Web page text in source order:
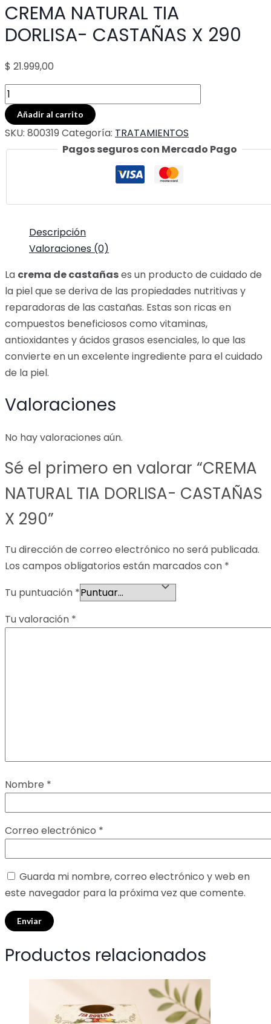
CREMA NATURAL TIA
DORLISA- CASTAÑAS X 290
$ 21.999,00
CREMA
NATURAL
TIA
DORLISA-
cantidad
Añadir al carrito
SKU: 800319 Categoría: TRATAMIENTOS
Pagos seguros con Mercado Pago
Descripción
Valoraciones (0)
La crema de castañases un producto de cuidado de
la piel que se deriva de las propiedades nutritivas y
reparadoras de las castañas. Estas son ricas en
compuestos beneficiosos como vitaminas,
antioxidantes y ácidos grasos esenciales, lo que las
convierte en un excelente ingrediente para el cuidado
de la piel.
Valoraciones
No hay valoraciones aún.
Sé el primero en valorar “CREMA
NATURAL TIA DORLISA- CASTAÑAS
X 290”
Tu dirección de correo electrónico no será publicada.
Los campos obligatorios están marcados con *
Tu puntuación *
Tu valoración *
Nombre *
Correo electrónico *
Guarda mi nombre, correo electrónico y web en
este navegador para la próxima vez que comente.
Productos relacionados